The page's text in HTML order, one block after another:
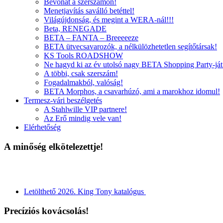
Bevonat a szerszámon!
Menetjavítás saválló betéttel!
Világújdonság, és megint a WERA-nál!!!
Beta, RENEGADE
BETA – FANTA – Breeeeeze
BETA ütvecsavarozók, a nélkülözhetetlen segítőtársak!
KS Tools ROADSHOW
Ne hagyd ki az év utolsó nagy BETA Shopping Party-
A többi, csak szerszám!
Fogadalmakból, valóság!
BETA Morphos, a csavarhúzó, ami a marokhoz idomul!
Termesz-vári beszélgetés
A Stahlwille VIP partnere!
Az Erő mindig vele van!
Elérhetőség
A minőség elkötelezettje!
Letölthető 2026. King Tony katalógus
Precíziós kovácsolás!